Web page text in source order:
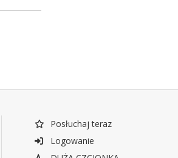
Posłuchaj teraz
Logowanie